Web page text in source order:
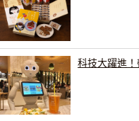
科技大躍進